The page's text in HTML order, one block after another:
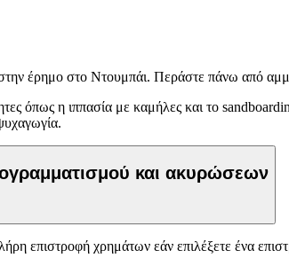
έρημο στο Ντουμπάι. Περάστε πάνω από
όπως η ιππασία με καμήλες και το
και ακυρώσεων
επιστροφή χρημάτων εάν επιλέξετε ένα